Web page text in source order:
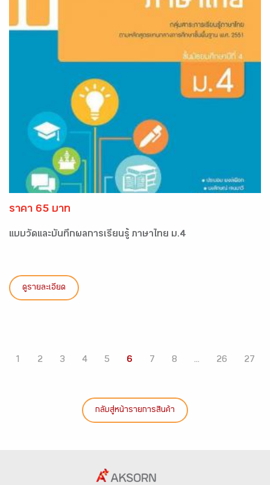
ราคา 65 บาท
แบบวัดและบันทึกผลการเรียนรู้ ภาษาไทย ม.4
ดูรายละเอียด
1 2 3 4 5 6 7 8 ... 26 27
กลับสู่หน้ารายการสินค้า